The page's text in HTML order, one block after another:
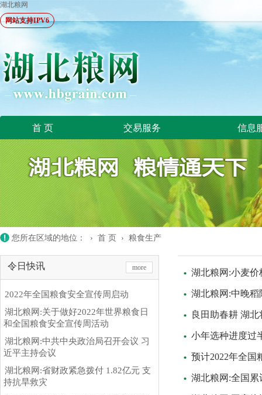
湖北粮网
网站支持IPV6
首 页 交易服务 信息
您所在区域的地位： › 首 页 › 粮食生产
令日快讯 more
2022年全国粮食安全宣传周启动
湖北粮网:关于做好2022年世界粮食日
和全国粮食安全宣传周活动
湖北粮网:中共中央政治局召开会议 习
近平主持会议
湖北粮网:省财政紧急拨付 1.82亿元 支
持抗旱救灾
湖北粮网:小麦
湖北粮网:中晚稻
良田助春耕 湖
小年选种进度过
预计2022年全国
湖北粮网:全国